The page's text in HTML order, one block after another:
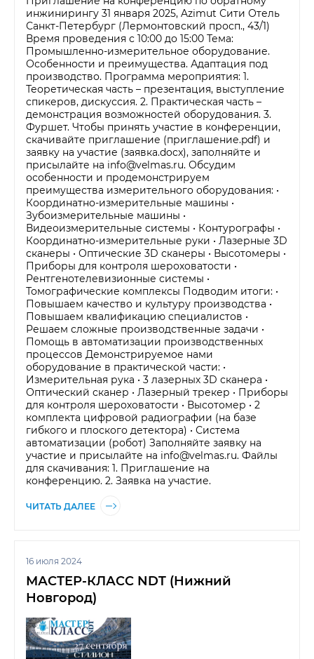
инжинирингу 31 января 2025, Azimut Сити Отель
Санкт-Петербург (Лермонтовский просп., 43/1)
Время проведения с 10:00 до 15:00 Тема:
Промышленно-измерительное оборудование.
Особенности и преимущества. Адаптация под
производство. Программа мероприятия: 1.
Теоретическая часть – презентация, выступление
спикеров, дискуссия. 2. Практическая часть –
демонстрация возможностей оборудования. 3.
Фуршет. Чтобы принять участие в конференции,
скачивайте приглашение (приглашение.pdf) и
заявку на участие (заявка.docx), заполняйте и
присылайте на info@velmas.ru. Обсудим
особенности и продемонстрируем
преимущества измерительного оборудования: •
Координатно-измерительные машины •
Зубоизмерительные машины •
Видеоизмерительные системы • Контурографы •
Координатно-измерительные руки • Лазерные 3D
сканеры • Оптические 3D сканеры • Высотомеры •
Приборы для контроля шероховатости •
Рентгенотелевизионные системы •
Томографические комплексы Подводим итоги: •
Повышаем качество и культуру производства •
Повышаем квалификацию специалистов •
Решаем сложные производственные задачи •
Помощь в автоматизации производственных
процессов Демонстрируемое нами
оборудование в практической части: •
Измерительная рука • 3 лазерных 3D сканера •
Оптический сканер • Лазерный трекер • Приборы
для контроля шероховатости • Высотомер • 2
комплекта цифровой радиографии (на базе
гибкого и плоского детектора) • Система
автоматизации (робот) Заполняйте заявку на
участие и присылайте на info@velmas.ru. Файлы
для скачивания: 1. Приглашение на
конференцию. 2. Заявка на участие.
ЧИТАТЬ ДАЛЕЕ
16 июля 2024
МАСТЕР-КЛАСС NDT (Нижний
Новгород)